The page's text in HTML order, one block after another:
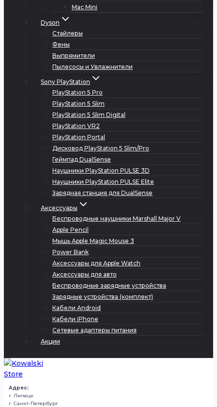
Mac Mini
Dyson
Стайлеры
Фены
Выпрямители
Пылесосы и Увлажнители
Sony PlayStation
PlayStation 5 Pro
PlayStation 5 Slim
PlayStation 5 Slim Digital
PlayStation VR2
PlayStation Portal
Дисковод PlayStation 5 Slim/Pro
Геймпад DualSense
Наушники PlayStation PULSE 3D
Наушники PlayStation PULSE Elite
Зарядная станция для DualSense
Аксессуары
Беспроводные наушники Marshall Major V
Apple Pencil
Мышь Apple Magic Mouse 3
Power Bank
Аксессуары для Apple Watch
Аксессуары для авто
Беспроводные зарядные устройства
Зарядные устройства (комплект)
Кабели Android
Кабели iPhone
Сетевые адаптеры питания
Акции
Адрес:
г. Липецк
г. Санкт-Петербург